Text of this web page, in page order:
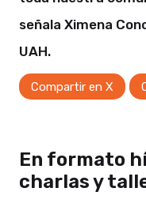
señala Ximena
UAH.
Compartir en X
En formato
charlas y